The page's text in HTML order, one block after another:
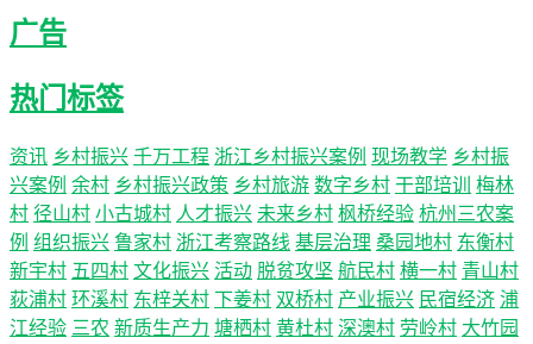
广告
热门标签
资讯 乡村振兴 千万工程 浙江乡村振兴案例 现场教学 乡村振
兴案例 余村 乡村振兴政策 乡村旅游 数字乡村 干部培训
梅林
村 径山村 小古城村 人才振兴 未来乡村 枫桥经验 杭州三农案
例 组织振兴 鲁家村 浙江考察路线 基层治理 桑园地村 东衡村
新宇村 五四村 文化振兴 活动 脱贫攻坚 航民村 横一村 青山村
荻浦村 环溪村 东梓关村 下姜村 双桥村 产业振兴 民宿经济 浦
江经验 三农 新质生产力 塘栖村 黄杜村 深澳村 劳岭村 大竹园